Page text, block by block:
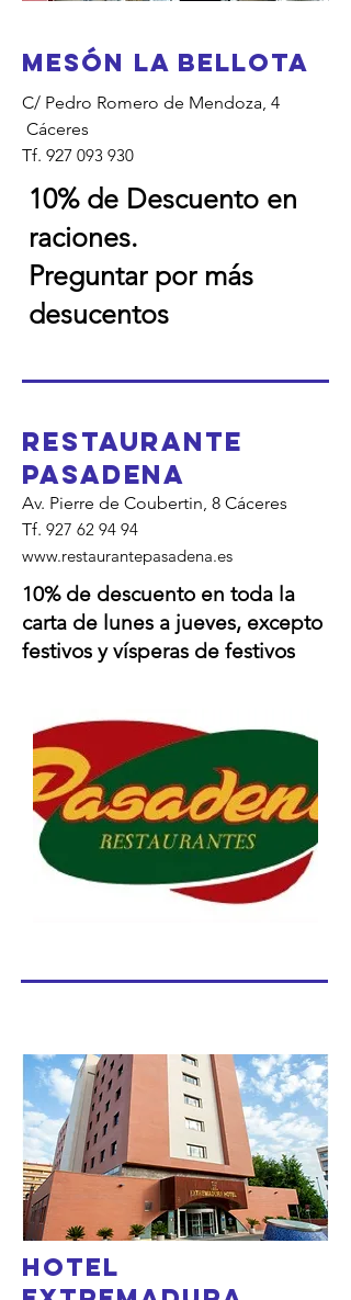
MESÓN LA BELLOTA
C/ Pedro Romero de Mendoza, 4
Cáceres
Tf. 927 093 930
10% de Descuento en
raciones.
Preguntar por más
desucentos
RESTAURANTE
PASADENA
Av. Pierre de Coubertin, 8 Cáceres
Tf. 927 62 94 94
www.restaurantepasadena.es
10% de descuento en toda la
carta de lunes a jueves, excepto
festivos y vísperas de festivos
hotel